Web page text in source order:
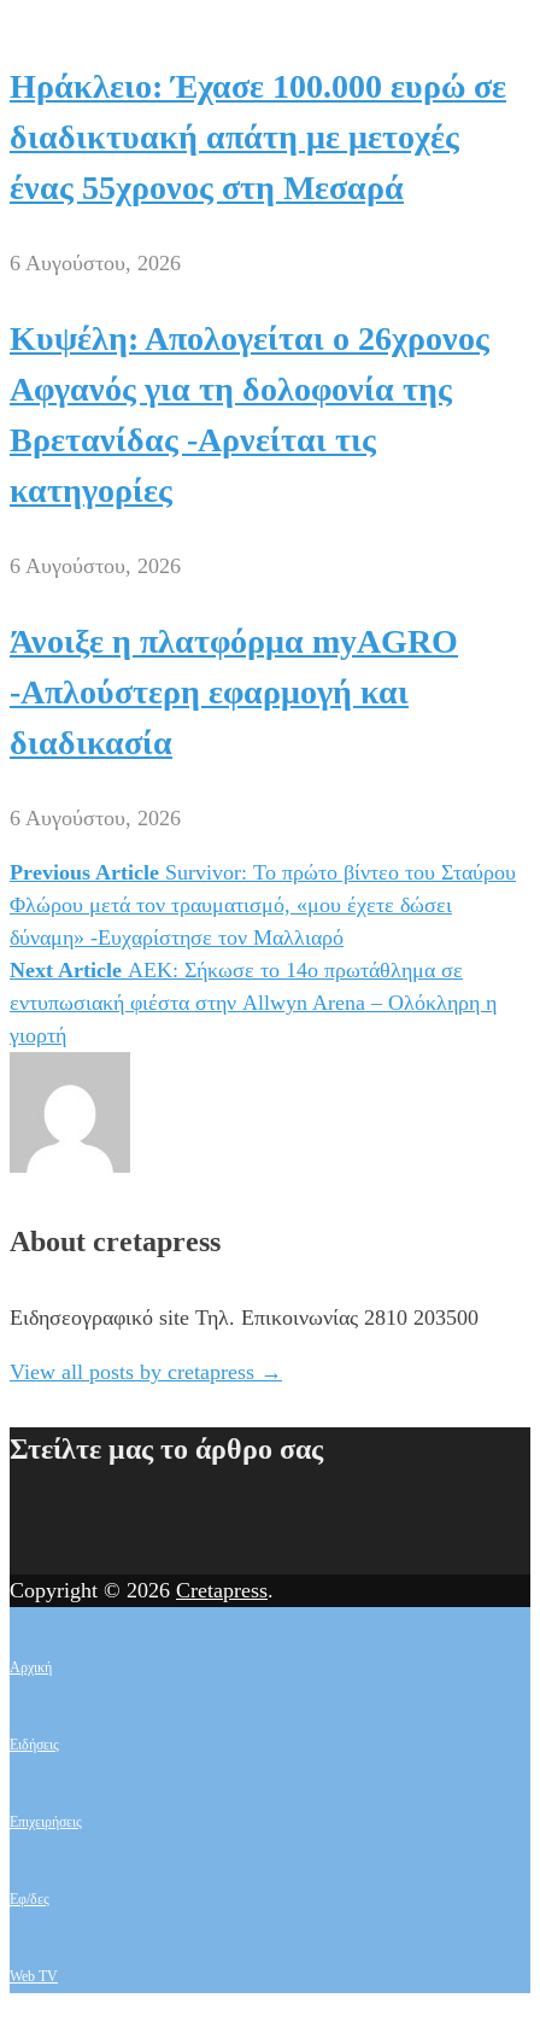
Ηράκλειο: Έχασε 100.000 ευρώ σε
διαδικτυακή απάτη με μετοχές
ένας 55χρονος στη Μεσαρά
6 Αυγούστου, 2026
Κυψέλη: Απολογείται ο 26χρονος
Αφγανός για τη δολοφονία της
Βρετανίδας -Αρνείται τις
κατηγορίες
6 Αυγούστου, 2026
Άνοιξε η πλατφόρμα myAGRO
-Απλούστερη εφαρμογή και
διαδικασία
6 Αυγούστου, 2026
Πλοήγηση
άρθρων
Previous Article Survivor: Το πρώτο βίντεο του Σταύρου
Φλώρου μετά τον τραυματισμό, «μου έχετε δώσει
δύναμη» -Ευχαρίστησε τον Μαλλιαρό
Next Article ΑΕΚ: Σήκωσε το 14ο πρωτάθλημα σε
εντυπωσιακή φιέστα στην Allwyn Arena – Ολόκληρη η
γιορτή
About cretapress
Ειδησεογραφικό site Τηλ. Επικοινωνίας 2810 203500
View all posts by cretapress →
Στείλτε μας το άρθρο σας
Copyright © 2026 Cretapress.
Αρχική
Ειδήσεις
Επιχειρήσεις
Εφ/δες
Web TV